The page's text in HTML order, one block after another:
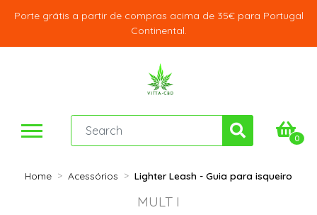
Porte grátis a partir de compras acima de 35€ para Portugal
Continental.
0
Home Acessórios Lighter Leash - Guia para isqueiro
MULT I